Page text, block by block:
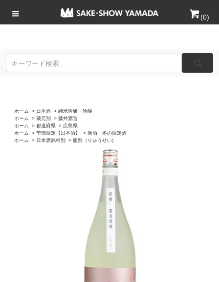
(0)
ホーム > 日本酒 > 純米吟醸・吟醸
ホーム
> 蔵元別 > 藤井酒造
ホーム
> 都道府県 > 広島県
ホーム
> 季節限定【日本酒】 > 新酒・冬の限定酒
ホーム
> 日本酒銘柄別 > 龍勢（りゅうせい)